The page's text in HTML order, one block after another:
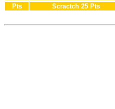
Pts
Scractch 25 Pts